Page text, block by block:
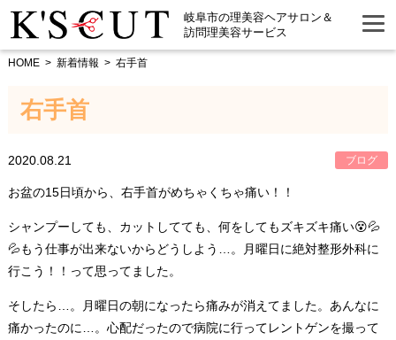
岐阜市の理美容ヘアサロン＆
訪問理美容サービス
HOME 新着情報 右手首
右手首
2020.08.21 ブログ
お盆の15日頃から、右手首がめちゃくちゃ痛い！！
シャンプーしても、カットしてても、何をしてもズキズキ痛い😵💦
💦もう仕事が出来ないからどうしよう…。月曜日に絶対整形外科に
行こう！！って思ってました。
そしたら…。月曜日の朝になったら痛みが消えてました。あんなに
痛かったのに…。心配だったので病院に行ってレントゲンを撮って